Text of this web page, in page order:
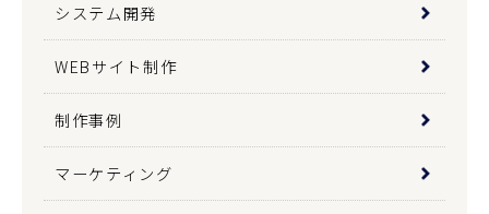
システム開発
WEBサイト制作
制作事例
マーケティング